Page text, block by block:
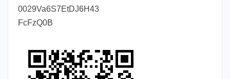
0029Va6S7EtDJ6H43
FcFzQ0B